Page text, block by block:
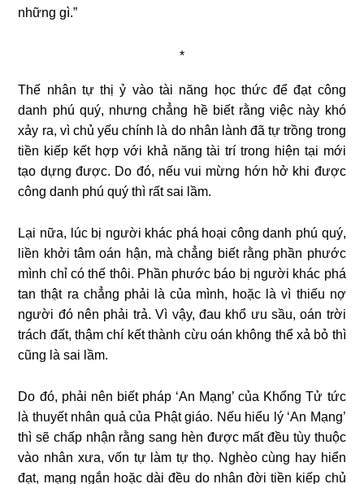
những gì.”
*
Thế nhân tự thị ỷ vào tài năng học thức để đạt công
danh phú quý, nhưng chẳng hề biết rằng việc này khó
xảy ra, vì chủ yếu chính là do nhân lành đã tự trồng trong
tiền kiếp kết hợp với khả năng tài trí trong hiện tại mới
tạo dựng được. Do đó, nếu vui mừng hớn hở khi được
công danh phú quý thì rất sai lầm.
Lại nữa, lúc bị người khác phá hoại công danh phú quý,
liền khởi tâm oán hận, mà chẳng biết rằng phần phước
mình chỉ có thế thôi. Phần phước báo bị người khác phá
tan thật ra chẳng phải là của mình, hoặc là vì thiếu nợ
người đó nên phải trả. Vì vậy, đau khổ ưu sầu, oán trời
trách đất, thậm chí kết thành cừu oán không thể xả bỏ thì
cũng là sai lầm.
Do đó, phải nên biết pháp ‘An Mạng’ của Khổng Tử tức
là thuyết nhân quả của Phật giáo. Nếu hiểu lý ‘An Mạng’
thì sẽ chấp nhận rằng sang hèn được mất đều tùy thuộc
vào nhân xưa, vốn tự làm tự thọ. Nghèo cùng hay hiển
đạt, mạng ngắn hoặc dài đều do nhân đời tiền kiếp chủ